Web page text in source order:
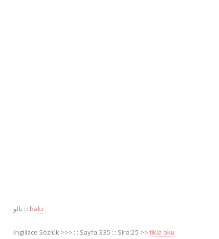
بالو ::: balu
İngilizce Sözlük >>> ::: Sayfa:335 ::: Sira:25 >>tikla oku